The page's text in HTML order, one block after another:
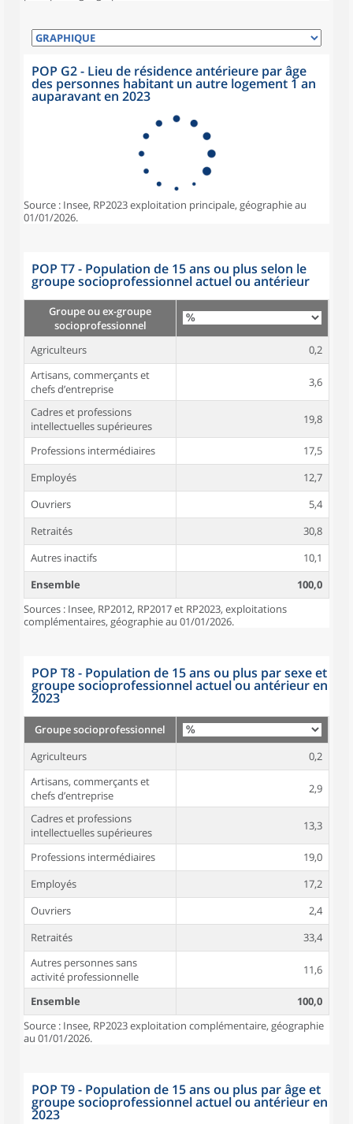
POP G2 - Lieu de résidence antérieure par âge
des personnes habitant un autre logement 1 an
auparavant en 2023
Source : Insee, RP2023 exploitation principale, géographie au
01/01/2026.
POP T7 - Population de 15 ans ou plus selon le
groupe socioprofessionnel actuel ou antérieur
Groupe ou ex-groupe
socioprofessionnel
Agriculteurs
0,2
Artisans, commerçants et
chefs d’entreprise
3,6
Cadres et professions
intellectuelles supérieures
19,8
Professions intermédiaires
17,5
Employés
12,7
Ouvriers
5,4
Retraités
30,8
Autres inactifs
10,1
Ensemble
100,0
Sources : Insee, RP2012, RP2017 et RP2023, exploitations
complémentaires, géographie au 01/01/2026.
POP T8 - Population de 15 ans ou plus par sexe et
groupe socioprofessionnel actuel ou antérieur en
2023
Groupe socioprofessionnel
Agriculteurs
0,2
Artisans, commerçants et
chefs d’entreprise
2,9
Cadres et professions
intellectuelles supérieures
13,3
Professions intermédiaires
19,0
Employés
17,2
Ouvriers
2,4
Retraités
33,4
Autres personnes sans
activité professionnelle
11,6
Ensemble
100,0
Source : Insee, RP2023 exploitation complémentaire, géographie
au 01/01/2026.
POP T9 - Population de 15 ans ou plus par âge et
groupe socioprofessionnel actuel ou antérieur en
2023